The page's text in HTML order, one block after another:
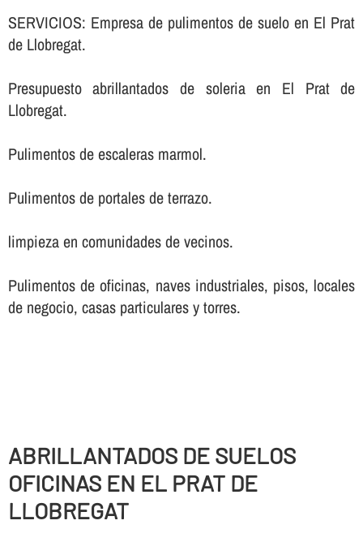
SERVICIOS: Empresa de pulimentos de suelo en El Prat
de Llobregat.
Presupuesto abrillantados de soleria en El Prat de
Llobregat.
Pulimentos de escaleras marmol.
Pulimentos de portales de terrazo.
limpieza en comunidades de vecinos.
Pulimentos de oficinas, naves industriales, pisos, locales
de negocio, casas particulares y torres.
ABRILLANTADOS DE SUELOS
OFICINAS EN EL PRAT DE
LLOBREGAT